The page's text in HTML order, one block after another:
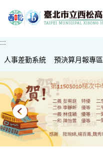
到
容
區
:::
人事差勤系統 預決算月報專區